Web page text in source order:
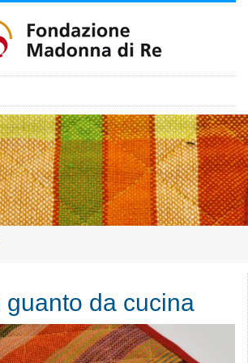
guanto da cucina